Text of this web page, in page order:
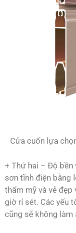
Cửa cuốn lựa
+ Thứ hai – Độ
sơn tĩnh điện bằng
thẩm mỹ và vẻ
giờ rỉ sét. Các yếu
cũng sẽ không làm